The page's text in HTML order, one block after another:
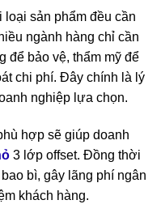
loại sản phẩm đều cần
ngành hàng chỉ cần
để bảo vệ, thẩm mỹ để
chi phí. Đây chính là lý
nghiệp lựa chọn.
hợp sẽ giúp doanh
3 lớp offset. Đồng thời
bì, gây lãng phí ngân
khách hàng.